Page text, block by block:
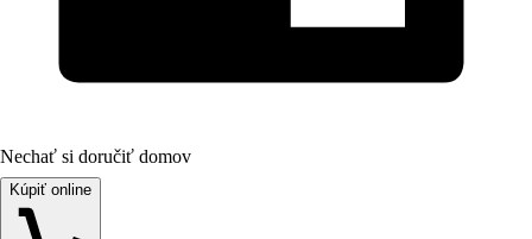
Nechať si doručiť domov
Kúpiť online